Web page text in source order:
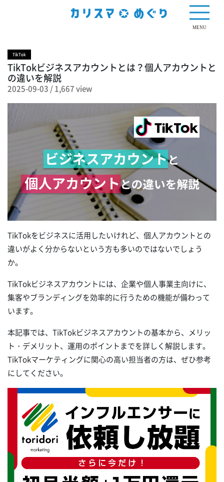
MENU
TikTok
TikTokビジネスアカウントとは？個人アカウントと
の違いを解説
2025-09-03 /1,667 view
TikTokをビジネスに活用したいけれど、個人アカウントとの
違いがよく分からないという方も多いのではないでしょう
か。
TikTokビジネスアカウントには、企業や個人事業主向けに、
集客やブランディングを効率的に行うための機能が備わって
います。
本記事では、TikTokビジネスアカウントの基本から、メリッ
ト・デメリット、運用のポイントまでを詳しく解説します。
TikTokマーケティングに関心の高い担当者の方は、ぜひ参考
にしてください。